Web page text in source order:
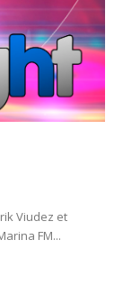
Viudez et
FM...